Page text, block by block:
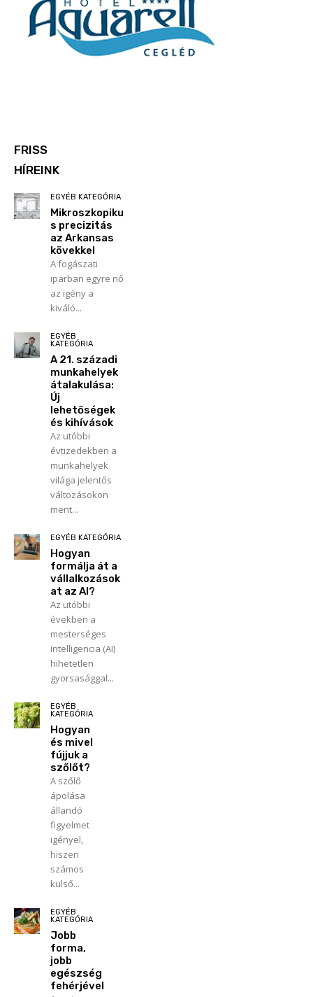
FRISS
HÍREINK
EGYÉB KATEGÓRIA
Mikroszkopiku
s precizitás
az Arkansas
kövekkel
A fogászati
iparban egyre nő
az igény a
kiváló...
EGYÉB
KATEGÓRIA
A 21. századi
munkahelyek
átalakulása:
Új
lehetőségek
és kihívások
Az utóbbi
évtizedekben a
munkahelyek
világa jelentős
változásokon
ment...
EGYÉB KATEGÓRIA
Hogyan
formálja át a
vállalkozások
at az AI?
Az utóbbi
években a
mesterséges
intelligencia (AI)
hihetetlen
gyorsasággal...
EGYÉB
KATEGÓRIA
Hogyan
és mivel
fújjuk a
szőlőt?
A szőlő
ápolása
állandó
figyelmet
igényel,
hiszen
számos
külső...
EGYÉB
KATEGÓRIA
Jobb
forma,
jobb
egészség
fehérjével